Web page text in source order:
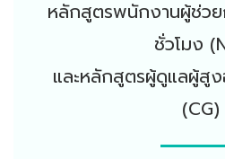
หลักสูตรพนักงานผู้ช่ว
ชั่วโมง
และหลักสูตรผู้ดูแลผู้สู
(CG)